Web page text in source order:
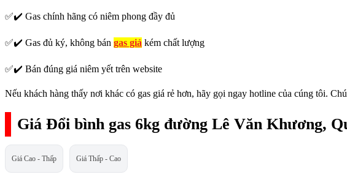
✅✔️ Gas chính hãng có niêm phong đầy đủ
✅✔️ Gas đủ ký, không bán gas giả kém chất lượng
✅✔️ Bán đúng giá niêm yết trên website
Nếu khách hàng thấy nơi khác có gas giá rẻ hơn, hãy gọi ngay hotline của cúng tôi.
Giá Đổi bình gas 6kg đường Lê Văn Khương,
Giá Cao - Thấp Giá Thấp - Cao